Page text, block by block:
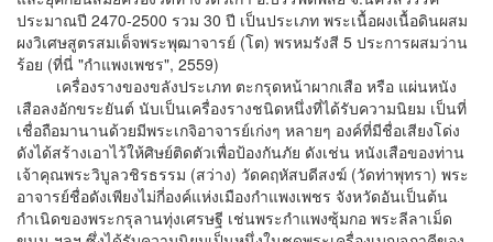
ประมาณปี 2470-2500 รวม 30 ปี เป็นประเภท พระเนื้อผงเนื้อดินผสม
ผงวิเศษสูตรสมเด็จพระพุฒาจารย์ (โต) พรหมรังสี 5 ประการผสมว่าน
ร้อย (ที่นี่ "กำแพงเพชร", 2559)
เครื่องรางของขลังประเภท ตะกรุดหน้าผากเสือ หรือ แผ่นหนัง
เสือลงอักขระยันต์ นับเป็นเครื่องรางชนิดหนึ่งที่ได้รับความนิยม เป็นที่
เชื่อถือมานานด้วยมีพระเกจิอาจารย์เก่งๆ หลายๆ องค์ที่มีชื่อเสียงโด่ง
ดังได้สร้างเอาไว้ให้ศิษย์ติดตัวเพื่อป้องกันภัย ดังเช่น หนังเสือของท่าน
เจ้าคุณพระวิบูลวชิรธรรม (สว่าง) วัดคฤหัสบดีสงฆ์ (วัดท่าพุทรา) พระ
อาจารย์ชื่อดังเพียงไม่กี่องค์แห่งเมืองกําแพงเพชร จังหวัดอันเป็นต้น
กําเนิดของพระกรุลานทุ่งเศรษฐี เช่นพระกําแพงซุ้มกอ พระลีลาเม็ด